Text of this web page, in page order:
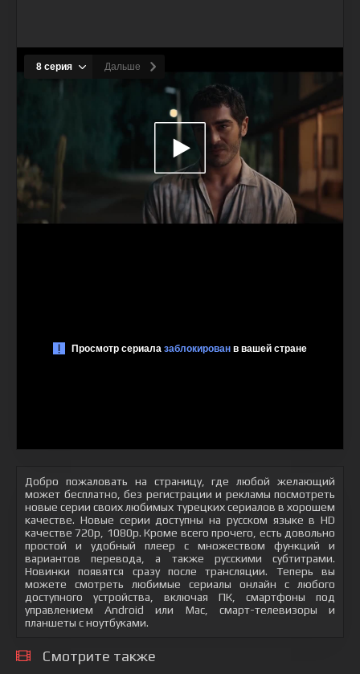
Добро пожаловать на страницу, где любой желающий
может бесплатно, без регистрации и рекламы посмотреть
новые серии своих любимых турецких сериалов в хорошем
качестве. Новые серии доступны на русском языке в HD
качестве 720p, 1080p. Кроме всего прочего, есть довольно
простой и удобный плеер с множеством функций и
вариантов перевода, а также русскими субтитрами.
Новинки появятся сразу после трансляции. Теперь вы
можете смотреть любимые сериалы онлайн с любого
доступного устройства, включая ПК, смартфоны под
управлением Android или Mac, смарт-телевизоры и
планшеты с ноутбуками.
Смотрите также